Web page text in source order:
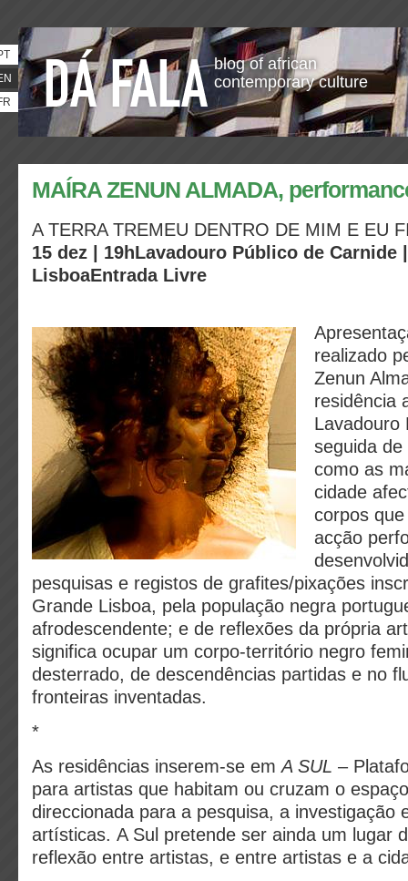
blog of african
contemporary culture
MAÍRA ZENUN ALMADA,
A TERRA TREMEU DENTRO DE MIM E EU
15 dez | 19hLavadouro Público de Carnide |
LisboaEntrada Livre
realizado
Zenun
residência
Lavadouro
seguida
como as
cidade
corpos
acção
pesquisas e registos de grafites/pixações
Grande Lisboa, pela população negra
afrodescendente; e de reflexões da própria
significa ocupar um corpo-território negro
desterrado, de descendências partidas e no
fronteiras inventadas.
*
As residências inserem-se emA SUL –
para artistas que habitam ou cruzam o
direccionada para a pesquisa, a investigação
artísticas. A Sul pretende ser ainda um lugar
reflexão entre artistas, e entre artistas e a